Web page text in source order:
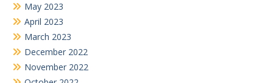
May 2023
April 2023
March 2023
December 2022
November 2022